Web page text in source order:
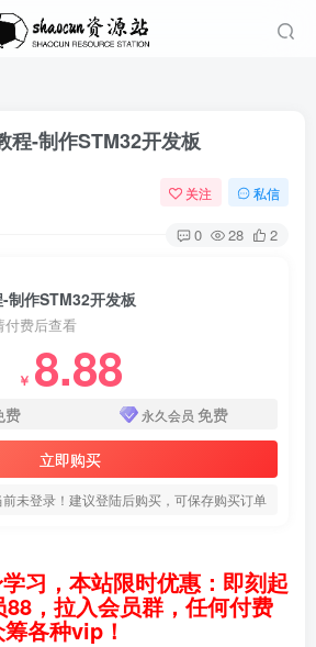
程-制作STM32开发板
关注 私信
0 28 2
制作STM32开发板
付费后查看
￥ 8.88
费 永久会员 免费
立即购买
前未登录！建议登陆后购买，可保存购买订单
习，本站限时优惠：即刻起
，拉入会员群，任何付费
各种vip！